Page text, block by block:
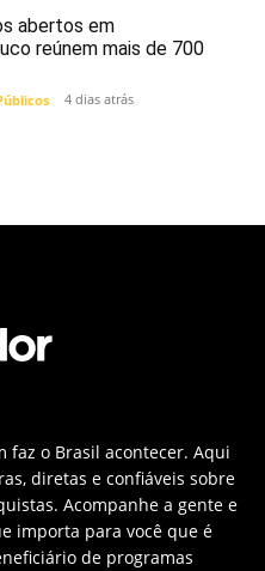
abertos em
reúnem mais de 700
4 dias atrás
faz o Brasil acontecer. Aqui
diretas e confiáveis sobre
Acompanhe a gente e
importa para você que é
de programas